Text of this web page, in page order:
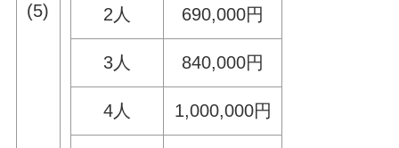
(5) 2人 690,000円
3人 840,000円
4人 1,000,000円